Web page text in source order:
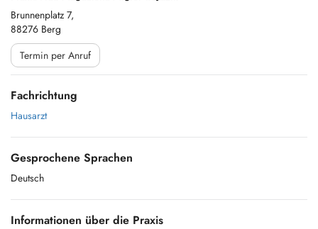
Brunnenplatz 7,
88276 Berg
Termin per Anruf
Fachrichtung
Hausarzt
Gesprochene Sprachen
Deutsch
Informationen über die Praxis